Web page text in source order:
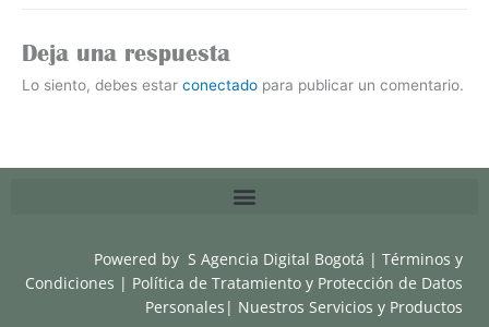
Deja una respuesta
Lo siento, debes estar conectado para publicar un comentario.
Powered by S Agencia Digital Bogotá |Términos y
Condiciones | Política de Tratamiento y Protección de Datos
Personales | Nuestros Servicios y Productos